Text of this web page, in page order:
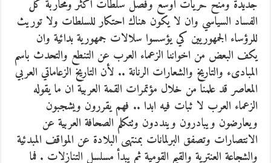
جديدة ومنح حريات اوسع وفصل سلطات اكثر ومحاربة كل
الفساد السياسي وان لا يكون هناك احتكار للسلطات ولا توريث
للرؤساء الجمهوريين كي يؤسسوا سلالات جمهورية بدائية وان
يكف البعض من اخواننا الزعماء العرب عن التنطع والتحدث باسم
المبادىء والتاريخ والشعارات الرنانة .. لأن التاريخ الزعاماتي العربي
المعاصر قد علمنا من خلال مؤتمرات القمة العربية ان ما يقوله
الزعماء العرب لا ثبات فيه ابدا .. فهم يقررون ويشجبون
ويعارضون ويبادرون وينددون وتتكلم الصحافة العربية عن
الانتصارات وتصفق البرلمانات بمنتهى البلادة عن المواقف المبدئية
والشجاعة العنترية والقيم القومية ثم يبدأ مسلسل التنازلات . فما